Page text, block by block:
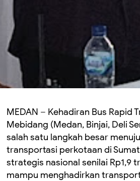
MEDAN – Kehadiran Bus Rapid
Mebidang (Medan, Binjai, Deli
salah satu langkah besar
transportasi perkotaan di
strategis nasional senilai Rp1,9
mampu menghadirkan